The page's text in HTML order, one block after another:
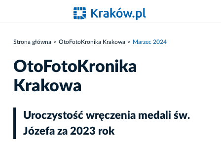
Strona główna OtoFotoKronika Krakowa Marzec 2024
OtoFotoKronika
Krakowa
Uroczystość wręczenia medali św.
Józefa za 2023 rok